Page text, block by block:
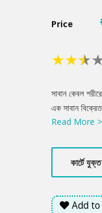
Price
★★★
Product
সাবান কেবল
এক সাবান
যেন কল্পনাকেও হার
Read More >
কার্টে
Add